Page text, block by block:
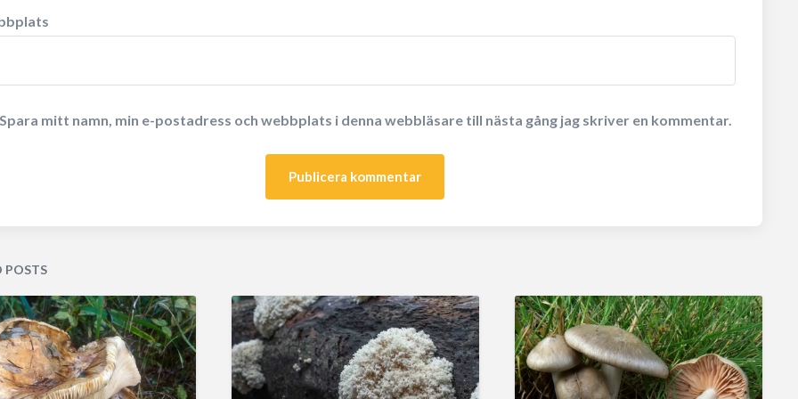
Spara mitt namn, min e-postadress och webbplats i denna webbläsare till nästa gång jag skriver en kommentar.
POSTS